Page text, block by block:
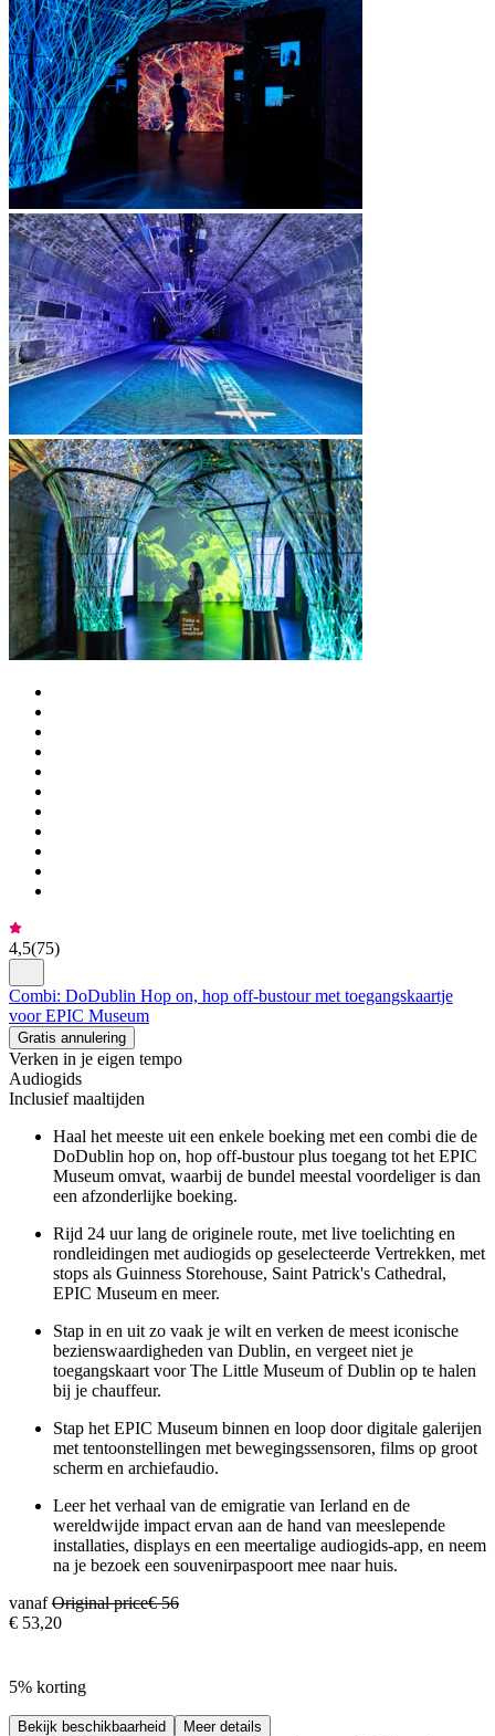
4,5(75)
Combi: DoDublin Hop on, hop off-bustour met toegangskaartje
voor EPIC Museum
Gratis annulering
Verken in je eigen tempo
Audiogids
Inclusief maaltijden
Haal het meeste uit een enkele boeking met een combi die de
DoDublin hop on, hop off-bustour plus toegang tot het EPIC
Museum omvat, waarbij de bundel meestal voordeliger is dan
een afzonderlijke boeking.
Rijd 24 uur lang de originele route, met live toelichting en
rondleidingen met audiogids op geselecteerde Vertrekken, met
stops als Guinness Storehouse, Saint Patrick's Cathedral,
EPIC Museum en meer.
Stap in en uit zo vaak je wilt en verken de meest iconische
bezienswaardigheden van Dublin, en vergeet niet je
toegangskaart voor The Little Museum of Dublin op te halen
bij je chauffeur.
Stap het EPIC Museum binnen en loop door digitale galerijen
met tentoonstellingen met bewegingssensoren, films op groot
scherm en archiefaudio.
Leer het verhaal van de emigratie van Ierland en de
wereldwijde impact ervan aan de hand van meeslepende
installaties, displays en een meertalige audiogids-app, en neem
na je bezoek een souvenirpaspoort mee naar huis.
vanafOriginal price€ 56
€ 53,20
5% korting
Bekijk beschikbaarheid Meer details